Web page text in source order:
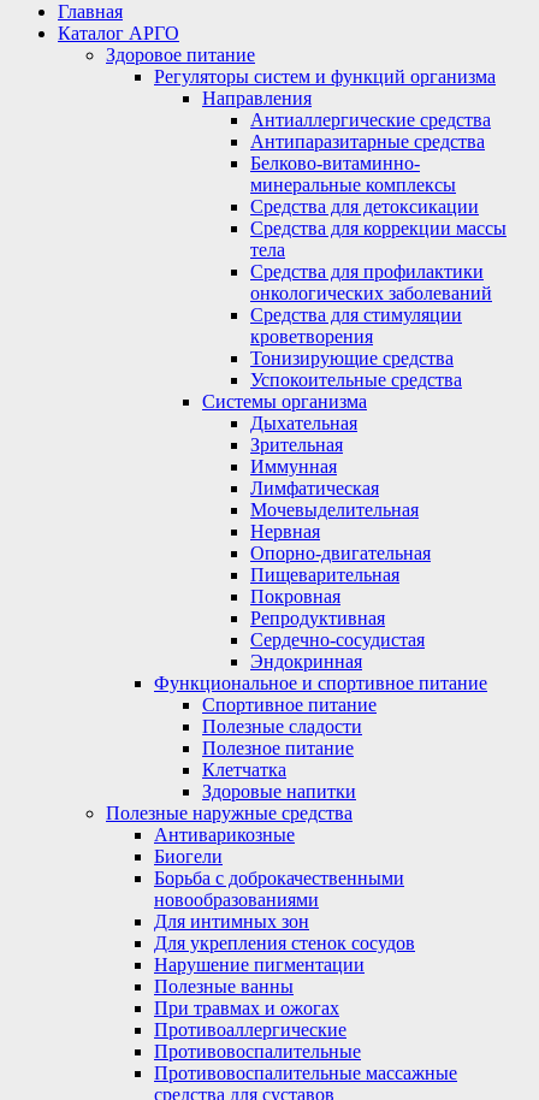
Главная
Каталог АРГО
Здоровое питание
Регуляторы систем и функций организма
Направления
Антиаллергические средства
Антипаразитарные средства
Белково-витаминно-
минеральные комплексы
Средства для детоксикации
Средства для коррекции массы
тела
Средства для профилактики
онкологических заболеваний
Средства для стимуляции
кроветворения
Тонизирующие средства
Успокоительные средства
Системы организма
Дыхательная
Зрительная
Иммунная
Лимфатическая
Мочевыделительная
Нервная
Опорно-двигательная
Пищеварительная
Покровная
Репродуктивная
Сердечно-сосудистая
Эндокринная
Функциональное и спортивное питание
Спортивное питание
Полезные сладости
Полезное питание
Клетчатка
Здоровые напитки
Полезные наружные средства
Антиварикозные
Биогели
Борьба с доброкачественными
новообразованиями
Для интимных зон
Для укрепления стенок сосудов
Нарушение пигментации
Полезные ванны
При травмах и ожогах
Противоаллергические
Противовоспалительные
Противовоспалительные массажные
средства для суставов